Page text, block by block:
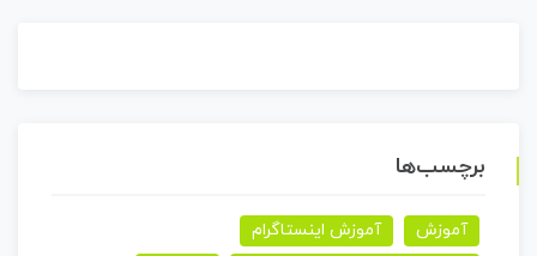
برچسب‌ها
آموزش
آموزش اینستاگرام